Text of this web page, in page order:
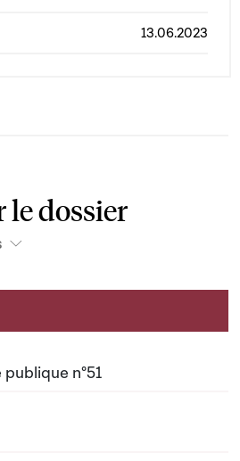
13.06.2023
dossier
n°51